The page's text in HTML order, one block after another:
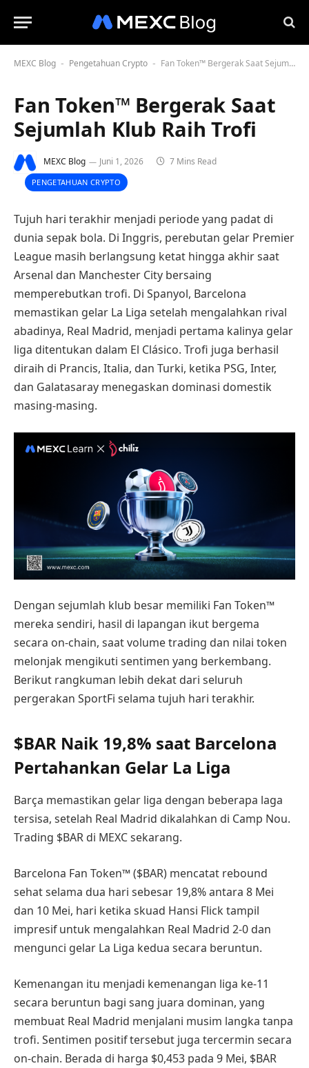
MEXC Blog - Pengetahuan Crypto - Fan Token™ Bergerak Saat Sejumlah Klub Raih Trofi
Fan Token™ Bergerak Saat
Sejumlah Klub Raih Trofi
MEXC Blog Juni 1, 2026 7 Mins Read
PENGETAHUAN CRYPTO
Tujuh hari terakhir menjadi periode yang padat di
dunia sepak bola. Di Inggris, perebutan gelar Premier
League masih berlangsung ketat hingga akhir saat
Arsenal dan Manchester City bersaing
memperebutkan trofi. Di Spanyol, Barcelona
memastikan gelar La Liga setelah mengalahkan rival
abadinya, Real Madrid, menjadi pertama kalinya gelar
liga ditentukan dalam El Clásico. Trofi juga berhasil
diraih di Prancis, Italia, dan Turki, ketika PSG, Inter,
dan Galatasaray menegaskan dominasi domestik
masing-masing.
Dengan sejumlah klub besar memiliki Fan Token™
mereka sendiri, hasil di lapangan ikut bergema
secara on-chain, saat volume trading dan nilai token
melonjak mengikuti sentimen yang berkembang.
Berikut rangkuman lebih dekat dari seluruh
pergerakan SportFi selama tujuh hari terakhir.
$BAR Naik 19,8% saat Barcelona
Pertahankan Gelar La Liga
Barça memastikan gelar liga dengan beberapa laga
tersisa, setelah Real Madrid dikalahkan di Camp Nou.
Trading $BAR di MEXC sekarang.
Barcelona Fan Token™ ($BAR) mencatat rebound
sehat selama dua hari sebesar 19,8% antara 8 Mei
dan 10 Mei, hari ketika skuad Hansi Flick tampil
impresif untuk mengalahkan Real Madrid 2-0 dan
mengunci gelar La Liga kedua secara beruntun.
Kemenangan itu menjadi kemenangan liga ke-11
secara beruntun bagi sang juara dominan, yang
membuat Real Madrid menjalani musim langka tanpa
trofi. Sentimen positif tersebut juga tercermin secara
on-chain. Berada di harga $0,453 pada 9 Mei, $BAR